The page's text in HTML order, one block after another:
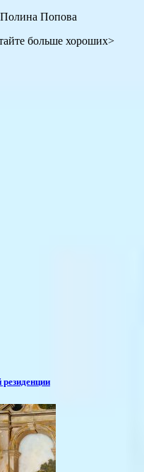
Полина Попова
больше хороших>